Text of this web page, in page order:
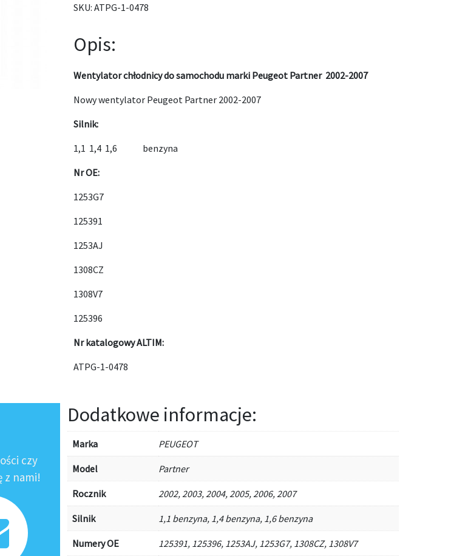
SKU:ATPG-1-0478
Opis:
Wentylator chłodnicy do samochodu marki Peugeot Partner 2002-2007
Nowy wentylator Peugeot Partner 2002-2007
Silnik:
1,1 1,4 1,6 benzyna
Nr OE:
1253G7
125391
1253AJ
1308CZ
1308V7
125396
Nr katalogowy ALTIM:
ATPG-1-0478
czy
z nami!
Dodatkowe informacje:
Marka PEUGEOT
Model Partner
Rocznik 2002, 2003, 2004, 2005, 2006, 2007
Silnik 1,1 benzyna, 1,4 benzyna, 1,6 benzyna
Numery OE 125391, 125396, 1253AJ, 1253G7, 1308CZ, 1308V7